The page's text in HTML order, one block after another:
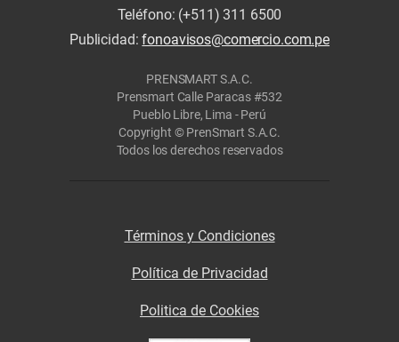
Teléfono: (+511) 311 6500
Publicidad:fonoavisos@comercio.com.pe
PRENSMART S.A.C.
Prensmart Calle Paracas #532
Pueblo Libre, Lima - Perú
Copyright © PrenSmart S.A.C.
Todos los derechos reservados
Términos y Condiciones
Política de Privacidad
Politica de Cookies